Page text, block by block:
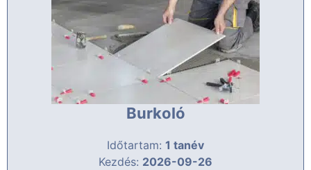
Burkoló
Időtartam: 1 tanév
Kezdés: 2026-09-26